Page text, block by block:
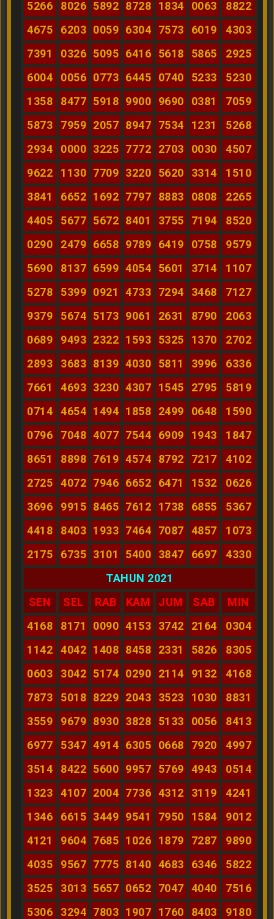
5266 8026 5892 8728 1834 0063
8822
4675
6203 0059 6304 7573 6019
4303
7391
0326 5095 6416 5618 5865
2925
6004
0056 0773 6445 0740 5233
5230
1358
8477 5918 9900 9690 0381
7059
5873
7959 2057 8947 7534 1231
5268
2934
0000 3225 7772 2703 0030
4507
9622
1130 7709 3220 5620 3314
1510
3841
6652 1692 7797 8883 0808
2265
4405
5677 5672 8401 3755 7194
8520
0290
2479 6658 9789 6419 0758
9579
5690
8137 6599 4054 5601 3714
1107
5278
5399 0921 4733 7294 3468
7127
9379
5674 5173 9061 2631 8790
2063
0689
9493 2322 1593 5325 1370
2702
2893
3683 8139 4030 5811 3996
6336
7661
4693 3230 4307 1545 2795
5819
0714
4654 1494 1858 2499 0648
1590
0796
7048 4077 7544 6909 1943
1847
8651
8898 7619 4574 8792 7217
4102
2725
4072 7946 6652 6471 1532
0626
3696
9915 8465 7612 1738 6855
5367
4418
8403 1933 7464 7087 4857
1073
2175
6735 3101 5400 3847 6697
4330
TAHUN 2021
SEN
SEL RAB KAM JUM SAB
MIN
4168
8171 0090 4153 3742 2164
0304
1142
4042 1408 8458 2331 5826
8305
0603
3042 5174 0290 2114 9132
4168
7873
5018 8229 2043 3523 1030
8831
3559
9679 8930 3828 5133 0056
8413
6977
5347 4914 6305 0668 7920
4997
3514
8422 5600 9957 5769 4943
0514
1323
4107 2004 7736 4312 3119
4241
1346
6615 3449 9541 7950 1584
9012
4121
9604 7685 1026 1879 7287
9890
4035
9567 7775 8140 4683 6346
5822
3525
3013 5657 0652 7047 4040
7516
5306
3294 7803 1907 1760 8403
9180